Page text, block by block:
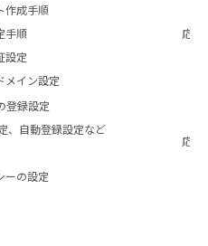
作成⼿順
⼿順
設定
メイン設定
応相
登録設定
、⾃動登録設定など
ーの設定
応相